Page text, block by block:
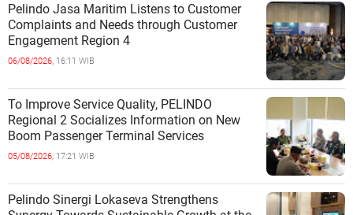
Pelindo Jasa Maritim Listens to Customer
Complaints and Needs through Customer
Engagement Region 4
06/08/2026, 16:11 WIB
To Improve Service Quality, PELINDO
Regional 2 Socializes Information on New
Boom Passenger Terminal Services
05/08/2026, 17:21 WIB
Pelindo Sinergi Lokaseva Strengthens